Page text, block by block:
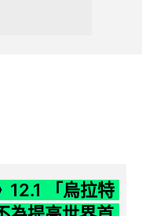
12.1 「烏拉特